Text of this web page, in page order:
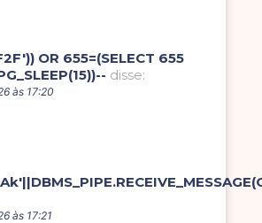
OR 655=(SELECT 655
disse:
às 17:20
às 17:21